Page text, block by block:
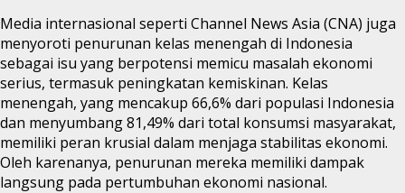
Media internasional seperti Channel News Asia (CNA) juga
menyoroti penurunan kelas menengah di Indonesia
sebagai isu yang berpotensi memicu masalah ekonomi
serius, termasuk peningkatan kemiskinan. Kelas
menengah, yang mencakup 66,6% dari populasi Indonesia
dan menyumbang 81,49% dari total konsumsi masyarakat,
memiliki peran krusial dalam menjaga stabilitas ekonomi.
Oleh karenanya, penurunan mereka memiliki dampak
langsung pada pertumbuhan ekonomi nasional.